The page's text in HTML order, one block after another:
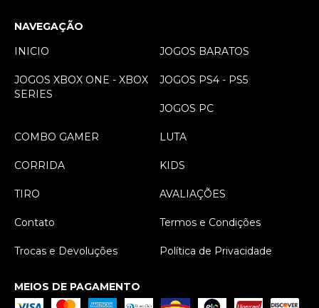
NAVEGAÇÃO
INICIO
JOGOS BARATOS
JOGOS XBOX ONE - XBOX
SERIES
JOGOS PS4 - PS5
JOGOS PC
COMBO GAMER LUTA
CORRIDA KIDS
TIRO AVALIAÇÕES
Contato Termos e Condições
Trocas e Devoluções Política de Privacidade
MEIOS DE PAGAMENTO